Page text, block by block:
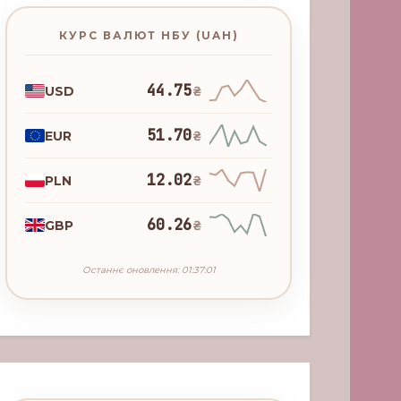
КУРС ВАЛЮТ НБУ (UAH)
USD 44.75₴
EUR 51.70₴
PLN 12.02₴
GBP 60.26₴
Останнє оновлення: 01:37:01